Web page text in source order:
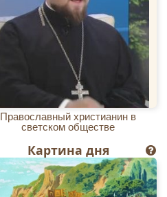
Православный христианин в
светском обществе
Картина дня